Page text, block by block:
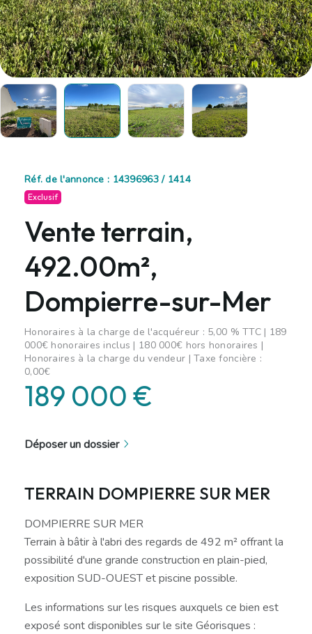
Réf. de l'annonce : 14396963 / 1414
Exclusif
Vente terrain,
492.00m²,
Dompierre-sur-Mer
Honoraires à la charge de l'acquéreur : 5,00 % TTC | 189
000€ honoraires inclus | 180 000€ hors honoraires |
Honoraires à la charge du vendeur | Taxe foncière :
0,00€
189 000 €
Déposer un dossier
TERRAIN DOMPIERRE SUR MER
DOMPIERRE SUR MER
Terrain à bâtir à l'abri des regards de 492 m² offrant la
possibilité d'une grande construction en plain-pied,
exposition SUD-OUEST et piscine possible.
Les informations sur les risques auxquels ce bien est
exposé sont disponibles sur le site Géorisques :